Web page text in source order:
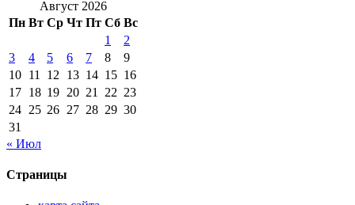
Август 2026
Пн Вт Ср Чт Пт Сб Вс
1
2
3
4 5 6 7 8
9
10 11 12 13 14 15 16
17 18 19 20 21 22 23
24 25 26 27 28 29 30
31
« Июл
Страницы